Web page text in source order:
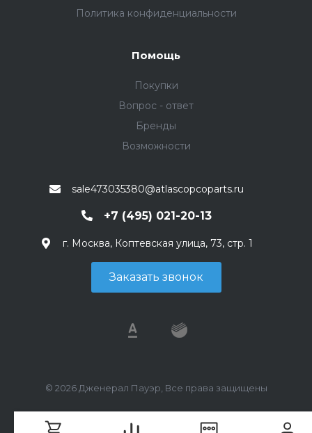
Политика конфиденциальности
Помощь
Покупки
Вопрос - ответ
Бренды
Возможности
sale473035380@atlascopcoparts.ru
+7 (495) 021-20-13
г. Москва, Коптевская улица, 73, стр. 1
Заказать звонок
© 2026 Дженерал Пауэр, Все права защищены